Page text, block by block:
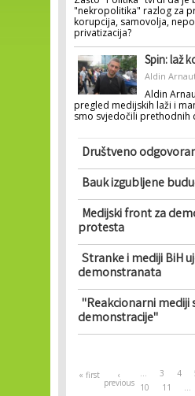
"nekropolitika" razlog za
korupcija, samovolja,
privatizacija?
Spin: laž
Aldin
Aldin
pregled medijskih laži i
smo svjedočili prethodnih
Društveno
Bauk izgubljene
Medijski front za
protesta
Stranke i mediji BiH
demonstranata
"Reakcionarni mediji
demonstracije"
Pages
« first ‹
previous
… 3 4
10
11 …